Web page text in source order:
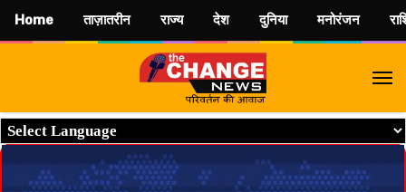
Home ताज़ातरीन राज्य देश दुनिया मनोरंजन